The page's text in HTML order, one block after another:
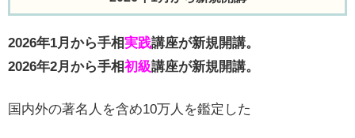
2026年1月から手相実践講座が新規開講。
2026年2月から手相初級講座が新規開講。
国内外の著名人を含め10万人を鑑定した